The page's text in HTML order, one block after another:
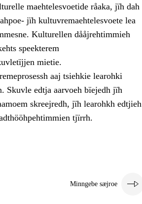
maehtelesvoetide råaka, jïh dah
jïh kultuvremaehtelesvoete lea
Kulturellen dååjrehtimmieh
speekterem
mietie.
aaj tsiehkie learohki
Skuvle edtja aarvoeh bïejedh jïh
skreejredh, jïh learohkh edtjieh
tjïrrh.
Minngebe sæjroe